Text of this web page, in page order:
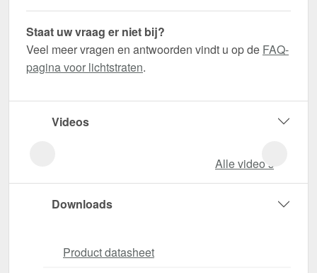
Staat uw vraag er niet bij?
Veel meer vragen en antwoorden vindt u op de FAQ-
pagina voor lichtstraten.
Videos
Alle video‘s
Downloads
Product datasheet